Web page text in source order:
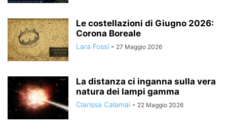
Le costellazioni di Giugno 2026:
Corona Boreale
Lara Fossi - 27 Maggio 2026
La distanza ci inganna sulla vera
natura dei lampi gamma
Clarissa Calamai - 22 Maggio 2026